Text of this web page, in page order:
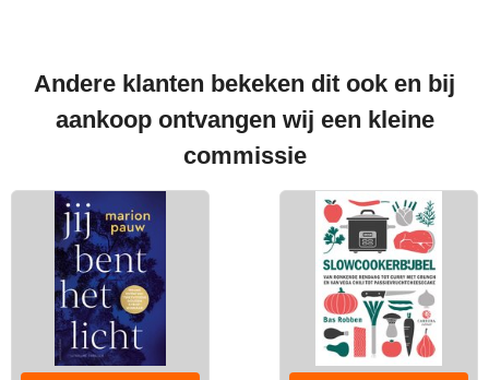
Andere klanten bekeken dit ook en bij
aankoop ontvangen wij een kleine
commissie